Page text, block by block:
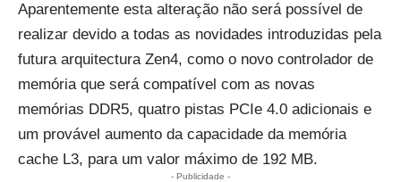
Aparentemente esta alteração não será possível de
realizar devido a todas as novidades introduzidas pela
futura arquitectura Zen4, como o novo controlador de
memória que será compatível com as novas
memórias DDR5, quatro pistas PCIe 4.0 adicionais e
um provável aumento da capacidade da memória
cache L3, para um valor máximo de 192 MB.
- Publicidade -